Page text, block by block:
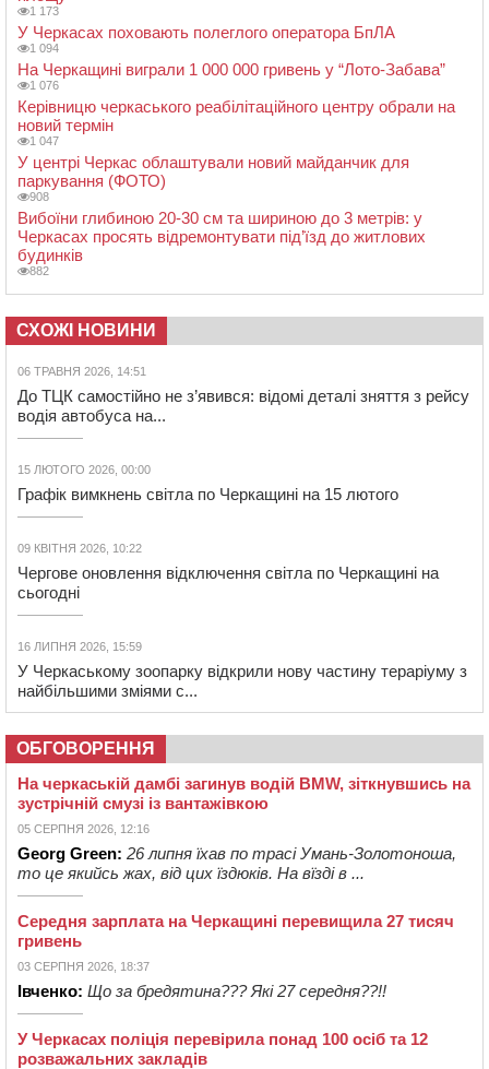
1 173
У Черкасах поховають полеглого оператора БпЛА
1 094
На Черкащині виграли 1 000 000 гривень у “Лото-Забава”
1 076
Керівницю черкаського реабілітаційного центру обрали на
новий термін
1 047
У центрі Черкас облаштували новий майданчик для
паркування (ФОТО)
908
Вибоїни глибиною 20-30 см та шириною до 3 метрів: у
Черкасах просять відремонтувати під’їзд до житлових
будинків
882
СХОЖІ НОВИНИ
06 ТРАВНЯ 2026, 14:51
До ТЦК самостійно не з’явився: відомі деталі зняття з рейсу
водія автобуса на...
15 ЛЮТОГО 2026, 00:00
Графік вимкнень світла по Черкащині на 15 лютого
09 КВІТНЯ 2026, 10:22
Чергове оновлення відключення світла по Черкащині на
сьогодні
16 ЛИПНЯ 2026, 15:59
У Черкаському зоопарку відкрили нову частину тераріуму з
найбільшими зміями с...
ОБГОВОРЕННЯ
На черкаській дамбі загинув водій BMW, зіткнувшись на
зустрічній смузі із вантажівкою
05 СЕРПНЯ 2026, 12:16
Georg Green: 26 липня їхав по трасі Умань-Золотоноша,
то це якийсь жах, від цих їздюків. На вїзді в ...
Середня зарплата на Черкащині перевищила 27 тисяч
гривень
03 СЕРПНЯ 2026, 18:37
Івченко: Що за бредятина??? Які 27 середня??!!
У Черкасах поліція перевірила понад 100 осіб та 12
розважальних закладів